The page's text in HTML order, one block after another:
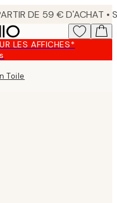
LES AFFICHES*
Toile